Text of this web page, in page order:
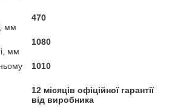
мм
470
мм
1080
1010
12 місяців офіційної гарантії
від виробника